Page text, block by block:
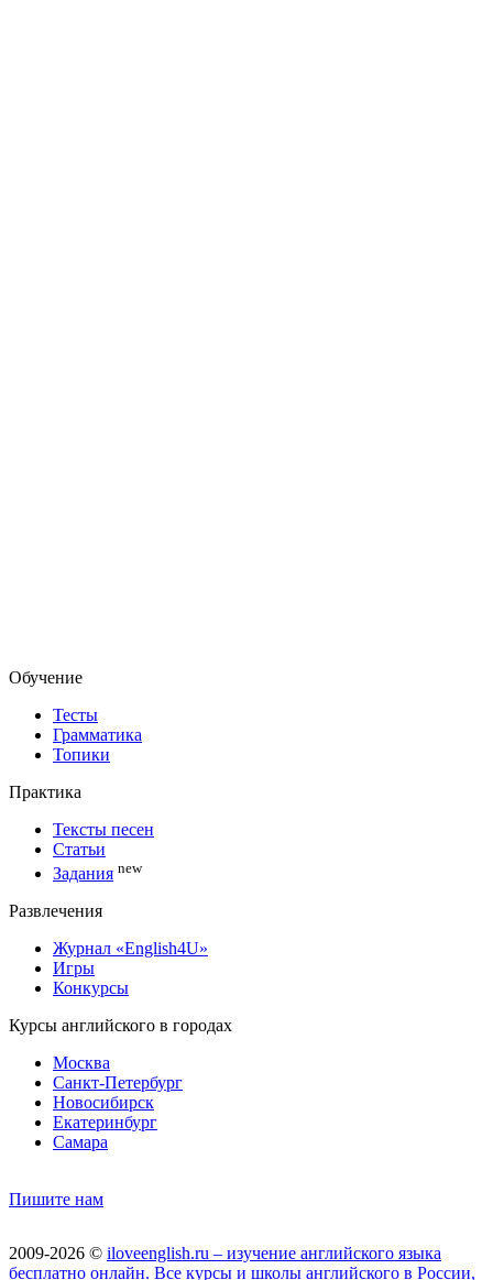
Обучение
Тесты
Грамматика
Топики
Практика
Тексты песен
Статьи
Задания new
Развлечения
Журнал «English4U»
Игры
Конкурсы
Курсы английского в городах
Москва
Санкт-Петербург
Новосибирск
Екатеринбург
Самара
Пишите нам
2009-2026 © iloveenglish.ru – изучение английского языка
бесплатно онлайн. Все курсы и школы английского в России,